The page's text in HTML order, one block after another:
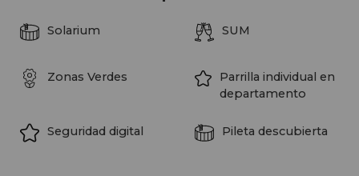
Solarium SUM
Zonas Verdes
Parrilla individual en
departamento
Seguridad digital Pileta descubierta